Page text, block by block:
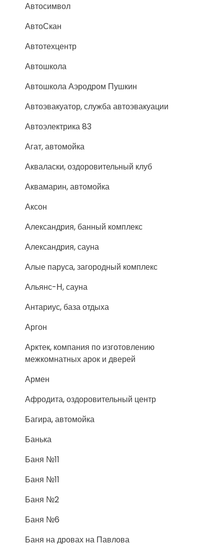
Автосимвол
АвтоСкан
Автотехцентр
Автошкола
Автошкола Аэродром Пушкин
Автоэвакуатор, служба автоэвакуации
Автоэлектрика 83
Агат, автомойка
Акваласки, оздоровительный клуб
Аквамарин, автомойка
Аксон
Александрия, банный комплекс
Александрия, сауна
Алые паруса, загородный комплекс
Альянс-Н, сауна
Антариус, база отдыха
Аргон
Арктек, компания по изготовлению
межкомнатных арок и дверей
Армен
Афродита, оздоровительный центр
Багира, автомойка
Банька
Баня №11
Баня №11
Баня №2
Баня №6
Баня на дровах на Павлова